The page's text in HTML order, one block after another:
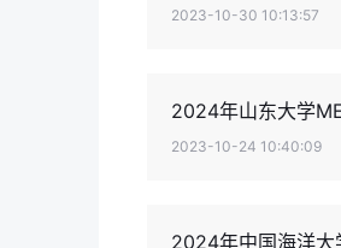
2023-10-30 10:13:57
2024年山东大学
2023-10-24 10:40:09
2024年中国海洋